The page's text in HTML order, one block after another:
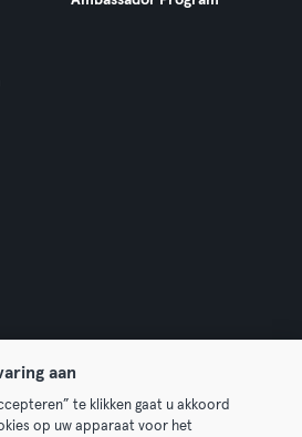
aan
te klikken gaat u akkoord
op uw apparaat voor het